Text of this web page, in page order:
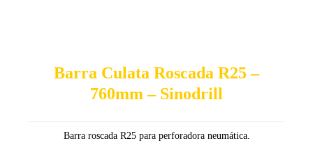
Barra Culata Roscada R25 –
760mm – Sinodrill
Barra roscada R25 para perforadora neumática.